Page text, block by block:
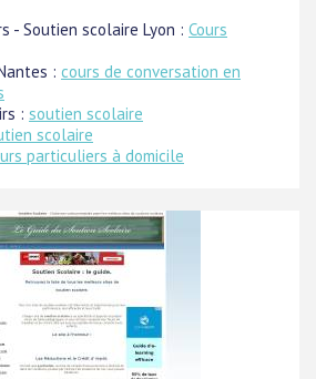
- Soutien scolaire Lyon : Cours
: cours de conversation en
: soutien scolaire
scolaire
particuliers à domicile